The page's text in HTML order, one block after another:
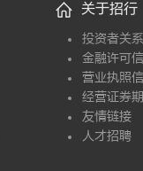
关于招行
投资者关系
金融许可
营业执照
经营证券
友情链接
人才招聘